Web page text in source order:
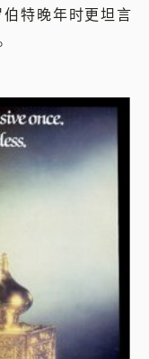
特晚年时更坦言